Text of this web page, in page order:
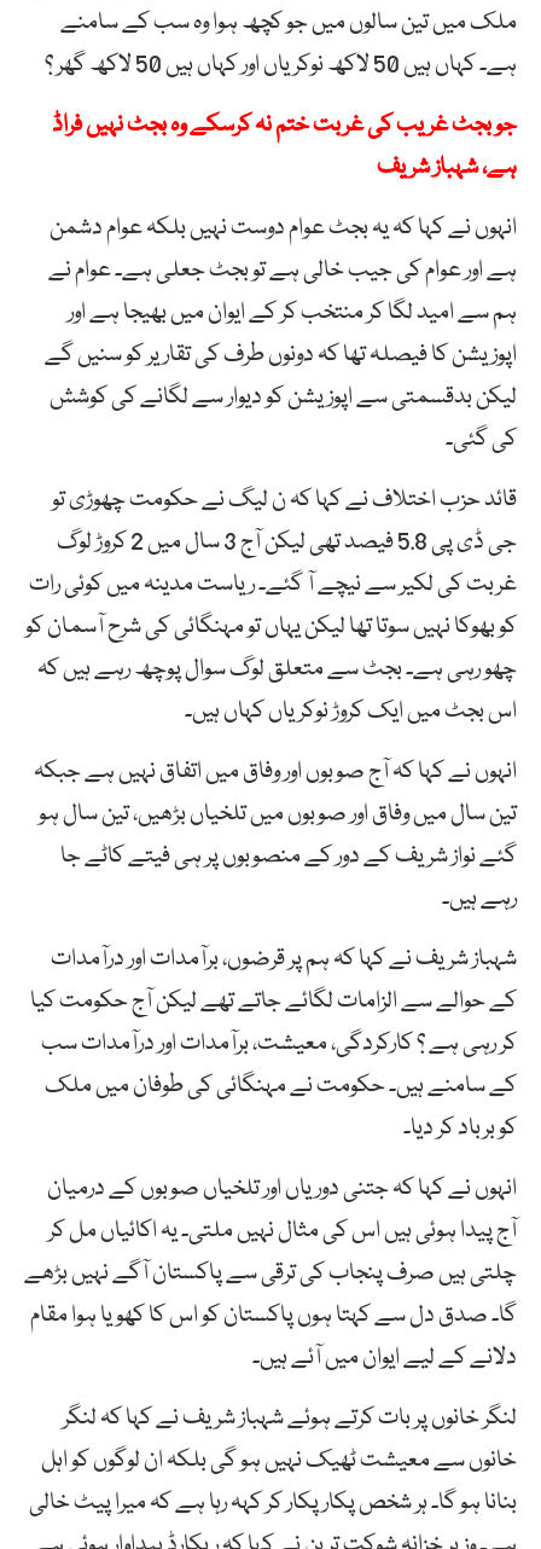
ملک میں تین سالوں میں جو کچھ ہوا وہ سب کے سامنے
ہے۔ کہاں ہیں 50 لاکھ نوکریاں اور کہاں ہیں 50 لاکھ گھر ؟
جو بجٹ غریب کی غربت ختم نہ کرسکے وہ بجٹ نہیں فراڈ
ہے، شہباز شریف
انہوں نے کہا کہ یہ بجٹ عوام دوست نہیں بلکہ عوام دشمن
ہے اور عوام کی جیب خالی ہے تو بجٹ جعلی ہے۔ عوام نے
ہم سے امید لگا کر منتخب کر کے ایوان میں بھیجا ہے اور
اپوزیشن کا فیصلہ تھا کہ دونوں طرف کی تقاریر کو سنیں گے
لیکن بدقسمتی سے اپوزیشن کو دیوار سے لگانے کی کوشش
کی گئی۔
قائد حزب اختلاف نے کہا کہ ن لیگ نے حکومت چھوڑی تو
جی ڈی پی 5.8 فیصد تھی لیکن آج 3 سال میں 2 کروڑ لوگ
غربت کی لکیر سے نیچے آ گئے۔ ریاست مدینہ میں کوئی رات
کو بھوکا نہیں سوتا تھا لیکن یہاں تو مہنگائی کی شرح آسمان کو
چھو رہی ہے۔ بجٹ سے متعلق لوگ سوال پوچھ رہے ہیں کہ
اس بجٹ میں ایک کروڑ نوکریاں کہاں ہیں۔
انہوں نے کہا کہ آج صوبوں اور وفاق میں اتفاق نہیں ہے جبکہ
تین سال میں وفاق اور صوبوں میں تلخیاں بڑھیں، تین سال ہو
گئے نواز شریف کے دور کے منصوبوں پر ہی فیتے کاٹے جا
رہے ہیں۔
شہباز شریف نے کہا کہ ہم پر قرضوں، برآمدات اور درآمدات
کے حوالے سے الزامات لگائے جاتے تھے لیکن آج حکومت کیا
کر رہی ہے ؟ کارکردگی، معیشت، برآمدات اور درآمدات سب
کے سامنے ہیں۔ حکومت نے مہنگائی کی طوفان میں ملک
کو برباد کر دیا۔
انہوں نے کہا کہ جتنی دوریاں اور تلخیاں صوبوں کے درمیان
آج پیدا ہوئی ہیں اس کی مثال نہیں ملتی۔ یہ اکائیاں مل کر
چلتی ہیں صرف پنجاب کی ترقی سے پاکستان آگے نہیں بڑھے
گا۔ صدق دل سے کہتا ہوں پاکستان کو اس کا کھویا ہوا مقام
دلانے کے لیے ایوان میں آئے ہیں۔
لنگر خانوں پر بات کرتے ہوئے شہباز شریف نے کہا کہ لنگر
خانوں سے معیشت ٹھیک نہیں ہو گی بلکہ ان لوگوں کو اہل
بنانا ہو گا۔ ہر شخص پکار پکار کر کہہ رہا ہے کہ میرا پیٹ خالی